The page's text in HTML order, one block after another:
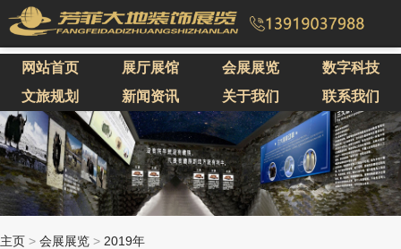
网站首页 展厅展馆 会展展览
数字科技
文旅规划
新闻资讯 关于我们 联系我们
主页 > 会展展览 > 2019年